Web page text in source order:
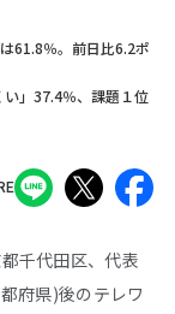
61.8％。前日比6.2ポ
」37.4％、課題１位
千代田区、代表
府県)後のテレワ